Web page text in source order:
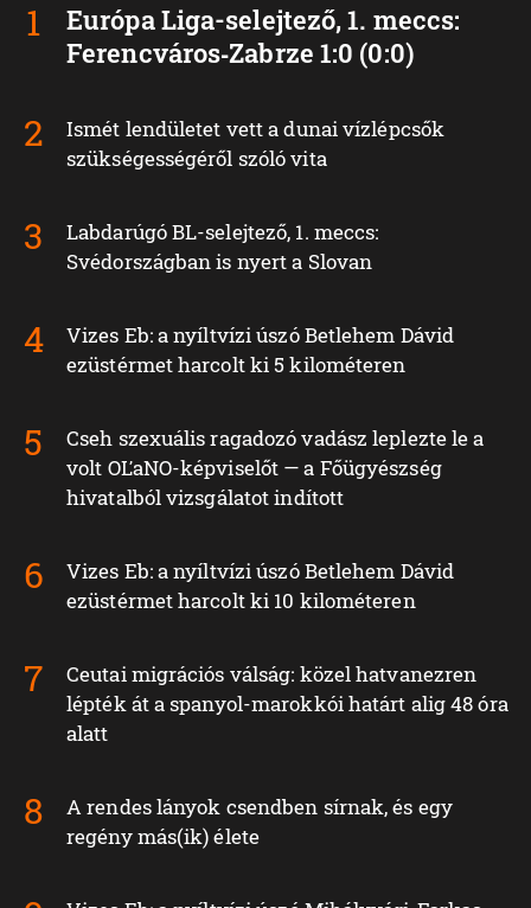
Európa Liga-selejtező, 1. meccs:
Ferencváros‑Zabrze 1:0 (0:0)
Ismét lendületet vett a dunai vízlépcsők
szükségességéről szóló vita
Labdarúgó BL-selejtező, 1. meccs:
Svédországban is nyert a Slovan
Vizes Eb: a nyíltvízi úszó Betlehem Dávid
ezüstérmet harcolt ki 5 kilométeren
Cseh szexuális ragadozó vadász leplezte le a
volt OĽaNO-képviselőt — a Főügyészség
hivatalból vizsgálatot indított
Vizes Eb: a nyíltvízi úszó Betlehem Dávid
ezüstérmet harcolt ki 10 kilométeren
Ceutai migrációs válság: közel hatvanezren
lépték át a spanyol-marokkói határt alig 48 óra
alatt
A rendes lányok csendben sírnak, és egy
regény más(ik) élete